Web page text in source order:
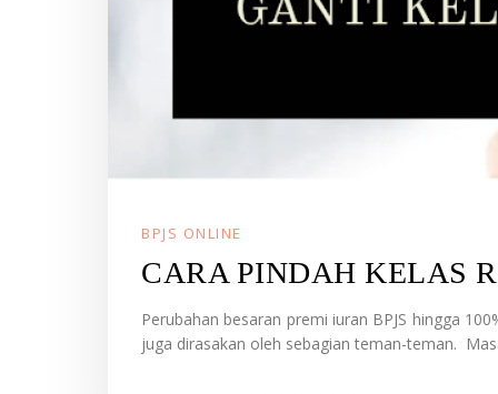
BPJS ONLINE
CARA PINDAH KELAS
Perubahan besaran premi iuran BPJS hingga
juga dirasakan oleh sebagian teman-teman.